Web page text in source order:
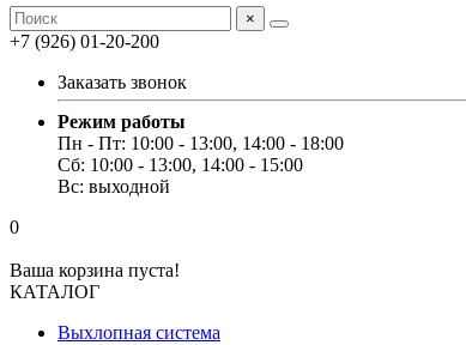
×
+7 (926) 01-20-200
Заказать звонок
Режим работы
Пн - Пт: 10:00 - 13:00, 14:00 - 18:00
Сб: 10:00 - 13:00, 14:00 - 15:00
Вс: выходной
0
Ваша корзина пуста!
КАТАЛОГ
Выхлопная система